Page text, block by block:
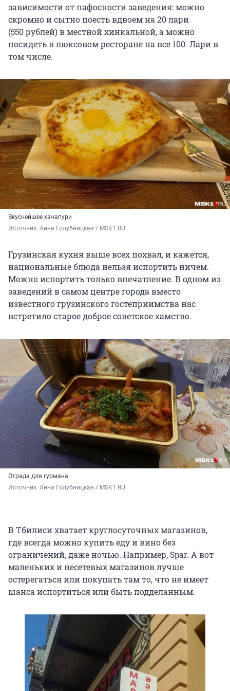
зависимости от пафосности заведения: можно
скромно и сытно поесть вдвоем на 20лари
(550рублей) в местной хинкальной, а можно
посидеть в люксовом ресторане на все 100. Лари в
том числе.
Вкуснейшее хачапури
Источник: Анна Голубницкая / MSK1.RU
Грузинская кухня выше всех похвал, и кажется,
национальные блюда нельзя испортить ничем.
Можно испортить только впечатление. В одном из
заведений в самом центре города вместо
известного грузинского гостеприимства нас
встретило старое доброе советское хамство.
Отрада для гурмана
Источник: Анна Голубницкая / MSK1.RU
В Тбилиси хватает круглосуточных магазинов,
где всегда можно купить еду и вино без
ограничений, даже ночью. Например, Spar. А вот
маленьких и несетевых магазинов лучше
остерегаться или покупать там то, что не имеет
шанса испортиться или быть подделанным.